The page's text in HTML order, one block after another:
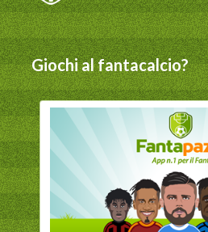
Giochi al fantacalcio?